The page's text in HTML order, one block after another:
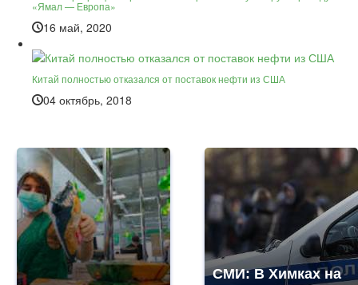
«Ямал — Европа»
16 май, 2020
Китай полностью отказался от поставок нефти из США
04 октябрь, 2018
СМИ: В Химках на